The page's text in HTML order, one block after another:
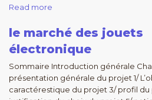
Read more
le marché des jouets
électronique
Sommaire Introduction générale
présentation générale du projet 1/
caractérestique du projet 3/ profil